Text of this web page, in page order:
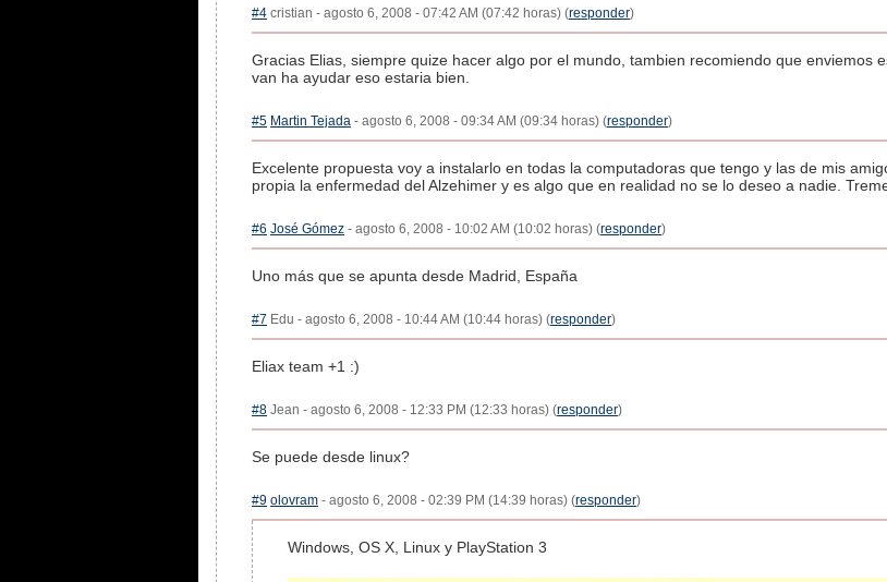
#4 cristian - agosto 6, 2008 - 07:42 AM (07:42 horas) (responder)
Gracias Elias, siempre quize hacer algo por el mundo, tambien recomiendo que enviemos
van ha ayudar eso estaria bien.
#5 Martin Tejada - agosto 6, 2008 - 09:34 AM (09:34 horas) (responder)
Excelente propuesta voy a instalarlo en todas la computadoras que tengo y las de mis
propia la enfermedad del Alzehimer y es algo que en realidad no se lo deseo a nadie.
#6 José Gómez - agosto 6, 2008 - 10:02 AM (10:02 horas) (responder)
Uno más que se apunta desde Madrid, España
#7 Edu - agosto 6, 2008 - 10:44 AM (10:44 horas) (responder)
Eliax team +1 :)
#8 Jean - agosto 6, 2008 - 12:33 PM (12:33 horas) (responder)
Se puede desde linux?
#9 olovram - agosto 6, 2008 - 02:39 PM (14:39 horas) (responder)
Windows, OS X, Linux y PlayStation 3